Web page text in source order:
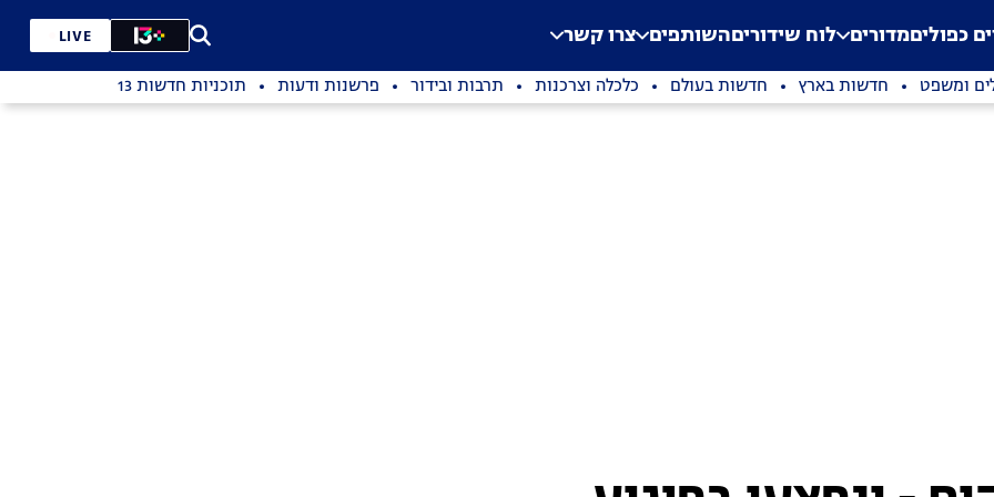
Application error: a
. כפוליםמדורים לוח שידוריםהשותפים צרו קשר LIVE
ומשפט חדשות בארץ חדשות בעולם כלכלה וצרכנות תרבות ובידור פרשנות ודעות תוכניות חדשות 13